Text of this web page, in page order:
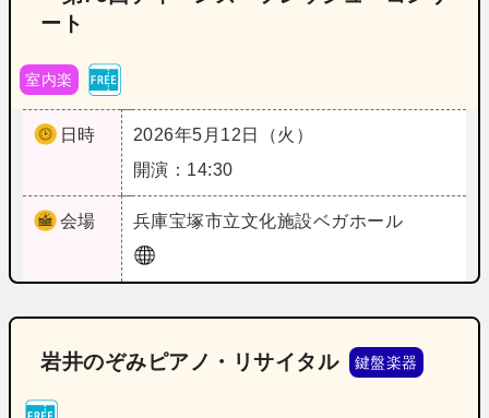
ート
室内楽
日時
2026年5月12日（火）
開演：14:30
会場 兵庫宝塚市立文化施設ベガホール
岩井のぞみピアノ・リサイタル 鍵盤楽器